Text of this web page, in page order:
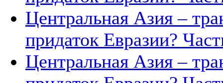
Центральная Азия –
придаток Евразии?
Центральная Азия –